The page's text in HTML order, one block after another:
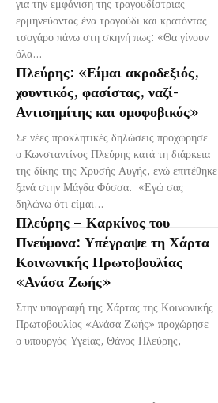
για την εμφάνιση της τραγουδίστριας
ερμηνεύοντας ένα τραγούδι και κρατόντας
τσογάρο πάνω στη σκηνή πως: «Θα γίνουν
όλα...
Πλεύρης: «Είμαι ακροδεξιός,
χουντικός, φασίστας, ναζί-
Αντισημίτης και ομοφοβικός»
Σε νέες προκλητικές δηλώσεις προχώρησε
ο Κωνσταντίνος Πλεύρης κατά τη διάρκεια
της δίκης της Χρυσής Αυγής, ενώ επιτέθηκε
ξανά στην Μάγδα Φύσσα. «Εγώ σας
δηλώνω ότι είμαι...
Πλεύρης – Καρκίνος του
Πνεύμονα: Υπέγραψε τη Χάρτα
Κοινωνικής Πρωτοβουλίας
«Ανάσα Ζωής»
Στην υπογραφή της Χάρτας της Κοινωνικής
Πρωτοβουλίας «Ανάσα Ζωής» προχώρησε
ο υπουργός Υγείας, Θάνος Πλεύρης,